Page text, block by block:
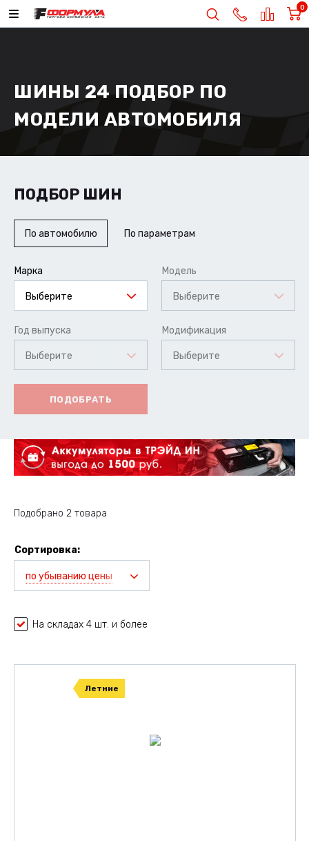
0
ШИНЫ 24 ПОДБОР ПО
МОДЕЛИ АВТОМОБИЛЯ
ПОДБОР ШИН
По автомобилю По параметрам
Марка
Выберите
Модель
Выберите
Год выпуска
Выберите
Модификация
Выберите
ПОДОБРАТЬ
Подобрано 2 товара
Сортировка:
по убыванию цены
На складах 4 шт. и более
Летние